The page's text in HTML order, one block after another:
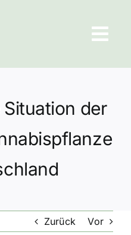
der
Zurück Vor